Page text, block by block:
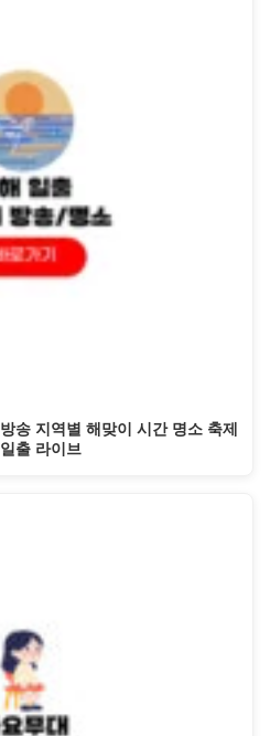
송 지역별 해맞이 시간 명소 축제
출 라이브